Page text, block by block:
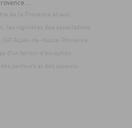
...
de la Provence et aux
les vignobles des appellations
IGP Alpes-de-Haute-Provence
d'un terroir d'exception
senteurs et des saveurs